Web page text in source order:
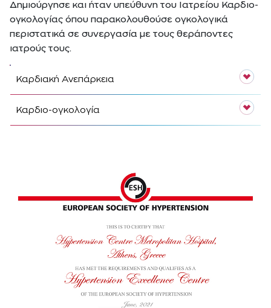
Δημιούργησε και ήταν υπεύθυνη του Ιατρείου Καρδιο-
ογκολογίας όπου παρακολουθούσε ογκολογικά
περιστατικά σε συνεργασία με τους θεράποντες
ιατρούς τους.
Καρδιακή Ανεπάρκεια
Καρδιο-ογκολογία